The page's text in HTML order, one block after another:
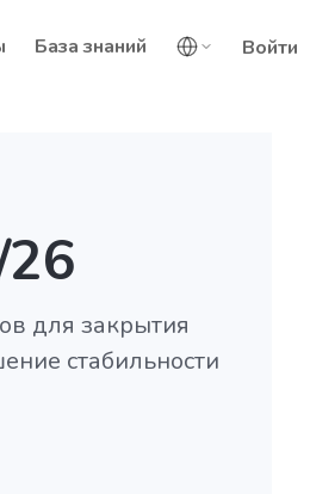
Войти
База знаний
для закрытия
стабильности